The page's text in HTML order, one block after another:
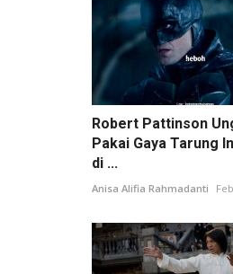
Robert Pattinson
Pakai Gaya Tarung
di ...
Anisa Alifia Rahmadanti